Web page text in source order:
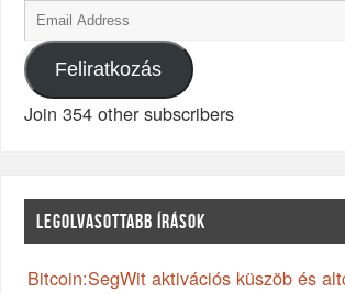
Feliratkozás
Join 354 other subscribers
LEGOLVASOTTABB ÍRÁSOK
Bitcoin:SegWit aktivációs küszöb és